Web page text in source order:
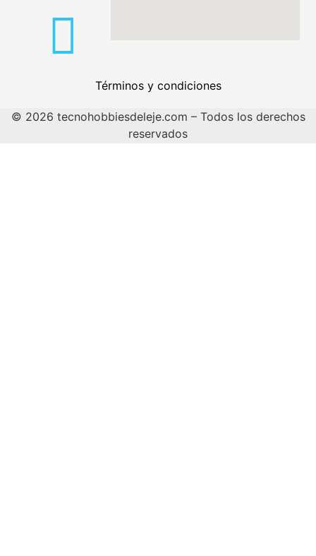
Términos y condiciones
© 2026 tecnohobbiesdeleje.com – Todos los derechos
reservados